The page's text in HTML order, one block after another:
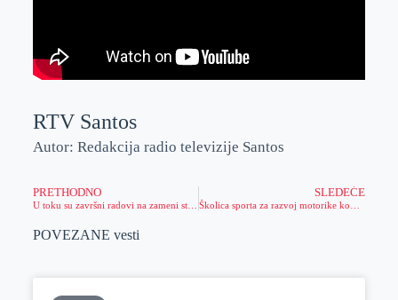
RTV Santos
Autor: Redakcija radio televizije Santos
PRETHODNO
U toku su završni radovi na zameni stare vodovodne mreže novom i najsavremenijom mrežom
SLEDEĆE
POVEZANE vesti